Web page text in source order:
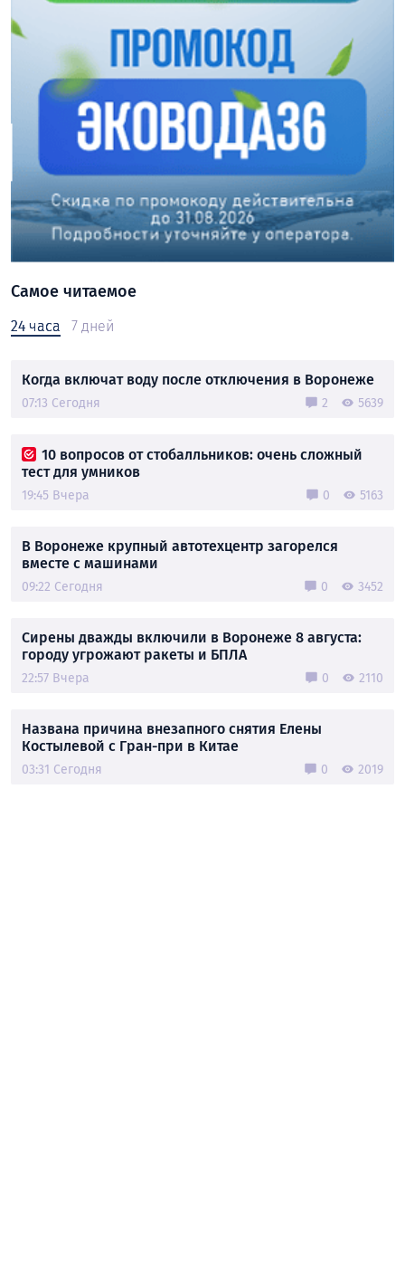
Самое читаемое
24 часа 7 дней
Когда включат воду после отключения в Воронеже
07:13 Сегодня 2 5639
10 вопросов от стобалльников: очень сложный
тест для умников
19:45 Вчера 0 5163
В Воронеже крупный автотехцентр загорелся
вместе с машинами
09:22 Сегодня 0 3452
Сирены дважды включили в Воронеже 8 августа:
городу угрожают ракеты и БПЛА
22:57 Вчера 0 2110
Названа причина внезапного снятия Елены
Костылевой с Гран-при в Китае
03:31 Сегодня 0 2019